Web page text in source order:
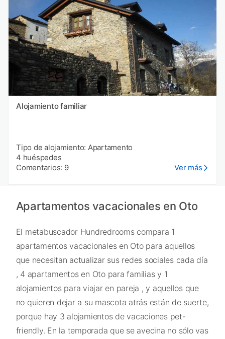
Alojamiento familiar
Tipo de alojamiento: Apartamento
4 huéspedes
Comentarios: 9
Ver más
Apartamentos vacacionales en Oto
El metabuscador Hundredrooms compara 1
apartamentos vacacionales en Oto para aquellos
que necesitan actualizar sus redes sociales cada día
, 4 apartamentos en Oto para familias y 1
alojamientos para viajar en pareja , y aquellos que
no quieren dejar a su mascota atrás están de suerte,
porque hay 3 alojamientos de vacaciones pet-
friendly. En la temporada que se avecina no sólo vas